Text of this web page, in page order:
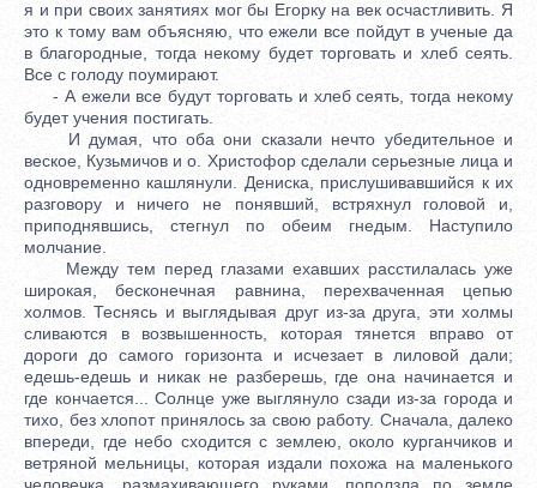
я и при своих занятиях мог бы Егорку на век осчастливить. Я
это к тому вам объясняю, что ежели все пойдут в ученые да
в благородные, тогда некому будет торговать и хлеб сеять.
Все с голоду поумирают.
- А ежели все будут торговать и хлеб сеять, тогда некому
будет учения постигать.
И думая, что оба они сказали нечто убедительное и
веское, Кузьмичов и о. Христофор сделали серьезные лица и
одновременно кашлянули. Дениска, прислушивавшийся к их
разговору и ничего не понявший, встряхнул головой и,
приподнявшись, стегнул по обеим гнедым. Наступило
молчание.
Между тем перед глазами ехавших расстилалась уже
широкая, бесконечная равнина, перехваченная цепью
холмов. Теснясь и выглядывая друг из-за друга, эти холмы
сливаются в возвышенность, которая тянется вправо от
дороги до самого горизонта и исчезает в лиловой дали;
едешь-едешь и никак не разберешь, где она начинается и
где кончается... Солнце уже выглянуло сзади из-за города и
тихо, без хлопот принялось за свою работу. Сначала, далеко
впереди, где небо сходится с землею, около курганчиков и
ветряной мельницы, которая издали похожа на маленького
человечка, размахивающего руками, поползла по земле